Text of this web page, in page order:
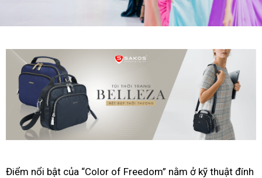
Điểm nổi bật của “Color of Freedom” nằm ở kỹ thuật đính